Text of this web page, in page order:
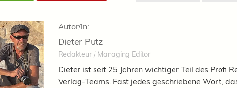
Autor/in:
Dieter Putz
Redakteur / Managing Editor
Dieter ist seit 25 Jahren wichtiger Teil des Profi
Verlag-Teams. Fast jedes geschriebene Wort,